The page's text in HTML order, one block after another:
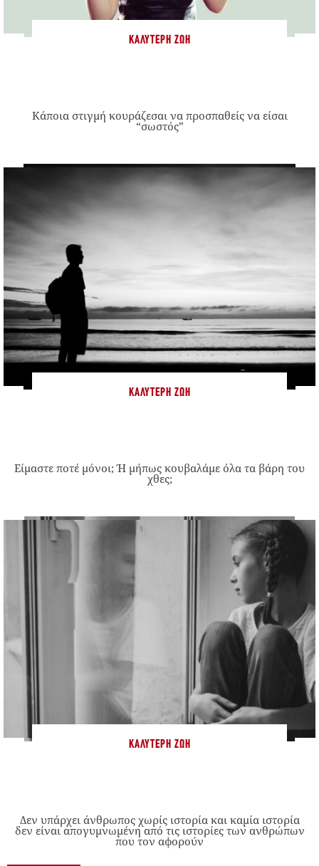
ΚΑΛΎΤΕΡΗ ΖΩΉ
Κάποια στιγμή κουράζεσαι να προσπαθείς να είσαι
“σωστός”
ΚΑΛΎΤΕΡΗ ΖΩΉ
Είμαστε ποτέ μόνοι; Ή μήπως κουβαλάμε όλα τα βάρη του
χθες;
ΚΑΛΎΤΕΡΗ ΖΩΉ
Δεν υπάρχει άνθρωπος χωρίς ιστορία και καμία ιστορία
δεν είναι απογυμνωμένη από τις ιστορίες των ανθρώπων
που τον αφορούν